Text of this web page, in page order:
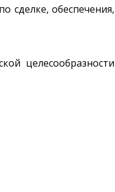
сделке, обеспечения,
целесообразности